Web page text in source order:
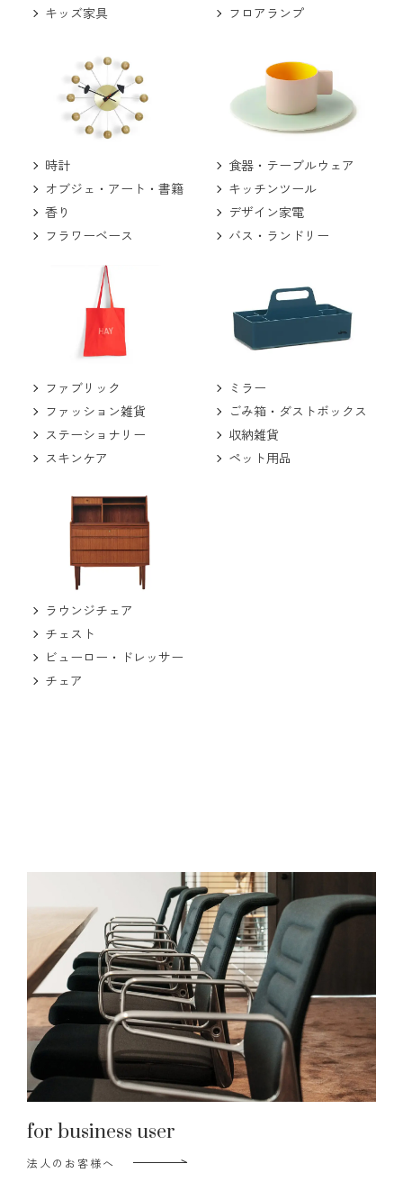
キッズ家具
フロアランプ
時計
オブジェ・アート・書籍
香り
フラワーベース
食器・テーブルウェア
キッチンツール
デザイン家電
バス・ランドリー
ファブリック
ファッション雑貨
ステーショナリー
スキンケア
ミラー
ごみ箱・ダストボックス
収納雑貨
ペット用品
ラウンジチェア
チェスト
ビューロー・ドレッサー
チェア
for business user
法人のお客様へ